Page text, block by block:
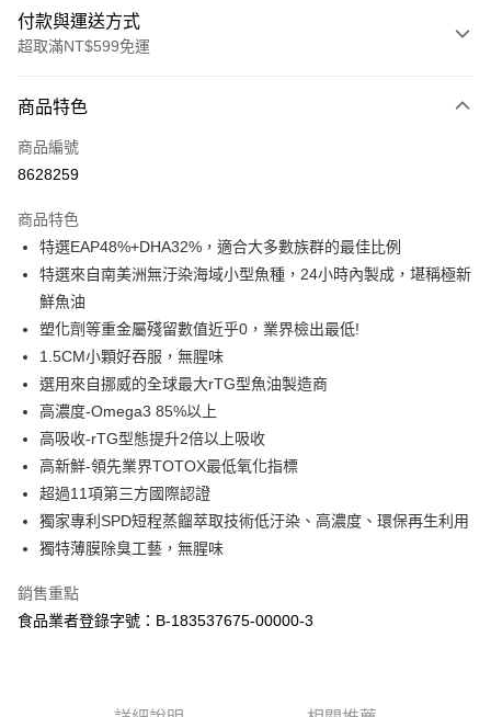
付款與運送方式
超取滿NT$599免運
信用卡一次付款
超商取貨付款
Apple Pay
街口支付
大哥付你分期
相關說明
【大哥付你分期使用說明】
1.本服務由台灣大哥大提供，台灣大哥大用戶可立即使用無須另外申請。
2.付款方式選擇「大哥付你分期」，訂單成立後會自動跳轉到大哥付的交易
流程，驗證手機門號後，選擇欲分期的期數、繳款截止日，確認付款後即完
3.實際核准額度、可分期數及費用金額請依後續交易確認頁面所載為準。
4.訂單成立30分鐘內，如未前往確認交易或遇審核未通過，訂單將自動取
消。如遇「轉專審核」未通過狀況，表示未達大哥付你分期系統評分，恕無
法說明評估內容。
【繳款方式說明】
醒簡訊。
2.透過簡訊連結打開帳單後，可選擇「超商條碼／台灣大直營門市／銀行轉
帳／街口支付／iPASS MONEY」等通路繳費。
用戶於交易時，得透過本服務購買商品或服務，並由商店將買賣／分期付款
ATM付款
運送方式
每筆NT$100，滿NT$599(含以上)免運費
7-11取貨付款
7-11取貨(快速到店)
商品特色
商品編號
8628259
商品特色
特選EAP48%+DHA32%，適合大多數族群的最佳比例
特選來自南美洲無汙染海域小型魚種，24小時內製成，堪稱極新
鮮魚油
塑化劑等重金屬殘留數值近乎0，業界檢出最低!
1.5CM小顆好吞服，無腥味
選用來自挪威的全球最大rTG型魚油製造商
高濃度-Omega3 85%以上
高吸收-rTG型態提升2倍以上吸收
高新鮮-領先業界TOTOX最低氧化指標
超過11項第三方國際認證
獨家專利SPD短程蒸餾萃取技術低汙染、高濃度、環保再生利用
獨特薄膜除臭工藝，無腥味
銷售重點
食品業者登錄字號：B-183537675-00000-3